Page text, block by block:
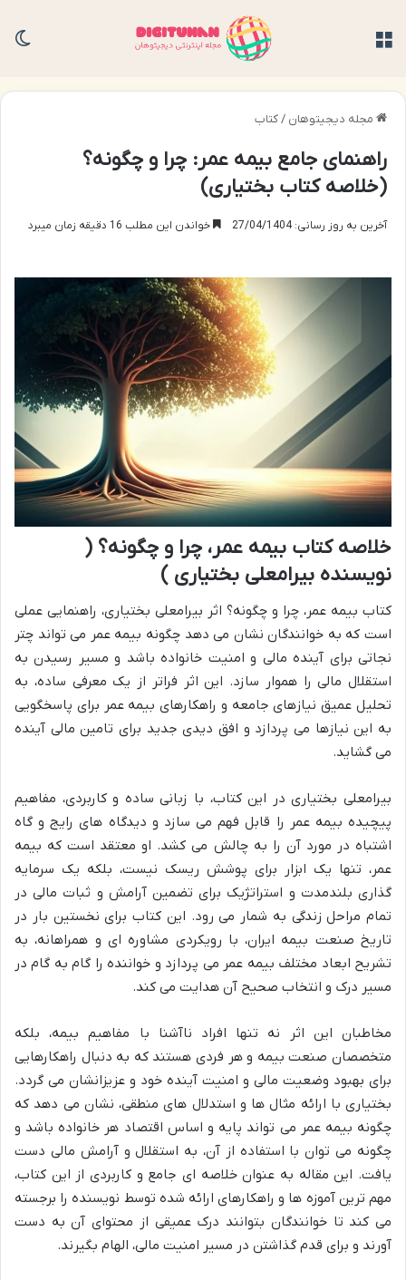
مجله دیجیتوهان /کتاب
راهنمای جامع بیمه عمر: چرا و چگونه؟
(خلاصه کتاب بختیاری)
آخرین به روز رسانی: 27/04/1404 خواندن این مطلب 16 دقیقه زمان میبرد
خلاصه کتاب بیمه عمر، چرا و چگونه؟ (
نویسنده بیرامعلی بختیاری )
کتاب بیمه عمر، چرا و چگونه؟ اثر بیرامعلی بختیاری، راهنمایی عملی
است که به خوانندگان نشان می دهد چگونه بیمه عمر می تواند چتر
نجاتی برای آینده مالی و امنیت خانواده باشد و مسیر رسیدن به
استقلال مالی را هموار سازد. این اثر فراتر از یک معرفی ساده، به
تحلیل عمیق نیازهای جامعه و راهکارهای بیمه عمر برای پاسخگویی
به این نیازها می پردازد و افق دیدی جدید برای تامین مالی آینده
می گشاید.
بیرامعلی بختیاری در این کتاب، با زبانی ساده و کاربردی، مفاهیم
پیچیده بیمه عمر را قابل فهم می سازد و دیدگاه های رایج و گاه
اشتباه در مورد آن را به چالش می کشد. او معتقد است که بیمه
عمر، تنها یک ابزار برای پوشش ریسک نیست، بلکه یک سرمایه
گذاری بلندمدت و استراتژیک برای تضمین آرامش و ثبات مالی در
تمام مراحل زندگی به شمار می رود. این کتاب برای نخستین بار در
تاریخ صنعت بیمه ایران، با رویکردی مشاوره ای و همراهانه، به
تشریح ابعاد مختلف بیمه عمر می پردازد و خواننده را گام به گام در
مسیر درک و انتخاب صحیح آن هدایت می کند.
مخاطبان این اثر نه تنها افراد ناآشنا با مفاهیم بیمه، بلکه
متخصصان صنعت بیمه و هر فردی هستند که به دنبال راهکارهایی
برای بهبود وضعیت مالی و امنیت آینده خود و عزیزانشان می گردد.
بختیاری با ارائه مثال ها و استدلال های منطقی، نشان می دهد که
چگونه بیمه عمر می تواند پایه و اساس اقتصاد هر خانواده باشد و
چگونه می توان با استفاده از آن، به استقلال و آرامش مالی دست
یافت. این مقاله به عنوان خلاصه ای جامع و کاربردی از این کتاب،
مهم ترین آموزه ها و راهکارهای ارائه شده توسط نویسنده را برجسته
می کند تا خوانندگان بتوانند درک عمیقی از محتوای آن به دست
آورند و برای قدم گذاشتن در مسیر امنیت مالی، الهام بگیرند.